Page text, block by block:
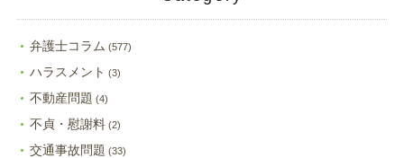
弁護士コラム (577)
ハラスメント (3)
不動産問題 (4)
不貞・慰謝料(2)
交通事故問題 (33)